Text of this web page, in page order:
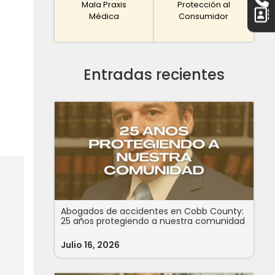
Mala Praxis
Médica
Protección al
Consumidor
Entradas recientes
Abogados de accidentes en Cobb County:
25 años protegiendo a nuestra comunidad
Julio 16, 2026